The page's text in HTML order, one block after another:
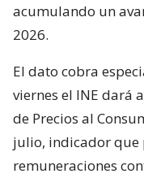
acumulando un
2026.
El dato cobra
viernes el INE dará
de Precios al
julio, indicador que
remuneraciones